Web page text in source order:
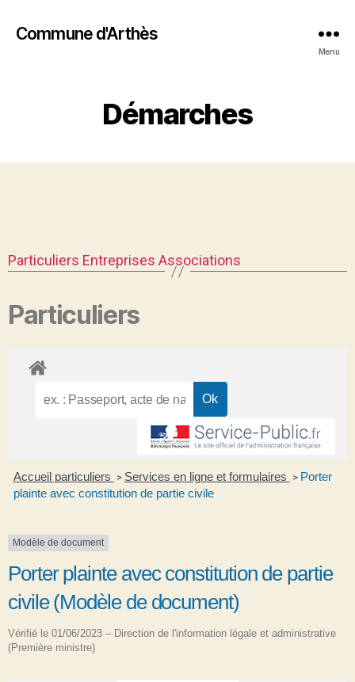
Commune d'Arthès
Menu
Démarches
Particuliers Entreprises Associations
Particuliers
Accueil particuliers > Services en ligne et formulaires > Porter
plainte avec constitution de partie civile
Modèle de document
Porter plainte avec constitution de partie
civile (Modèle de document)
Vérifié le 01/06/2023 – Direction de l'information légale et administrative
(Première ministre)